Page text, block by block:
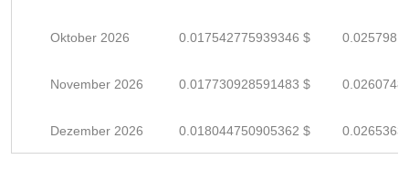
Oktober 2026 0.017542775939346 $
November 2026 0.017730928591483 $
Dezember 2026 0.018044750905362 $